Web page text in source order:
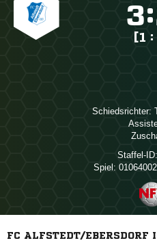
:
[1 :
Schiedsrichter:
Staffel-ID:
Spiel:
FC ALFSTEDT/EBERSDORF